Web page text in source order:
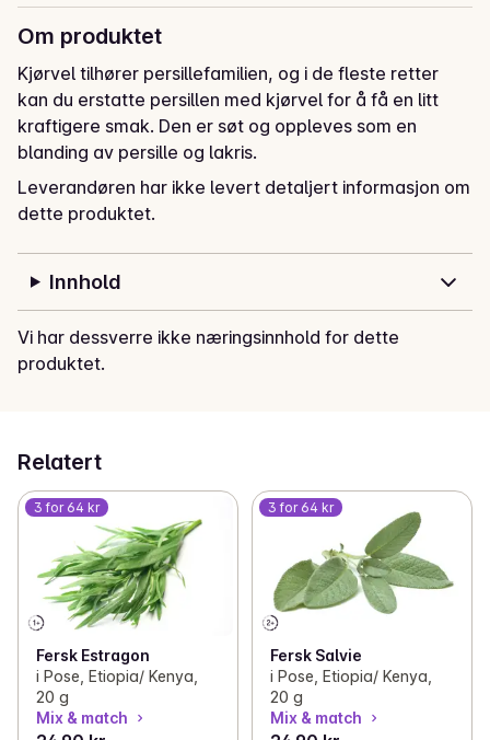
Om produktet
Kjørvel tilhører persillefamilien, og i de fleste retter
kan du erstatte persillen med kjørvel for å få en litt
kraftigere smak. Den er søt og oppleves som en
blanding av persille og lakris.
Leverandøren har ikke levert detaljert informasjon om
dette produktet.
Innhold
Vi har dessverre ikke næringsinnhold for dette
produktet.
Relatert
3 for 64 kr
Fersk Estragon
i Pose, Etiopia/ Kenya,
20 g
Mix & match
3 for 64 kr
Fersk Salvie
i Pose, Etiopia/ Kenya,
20 g
Mix & match